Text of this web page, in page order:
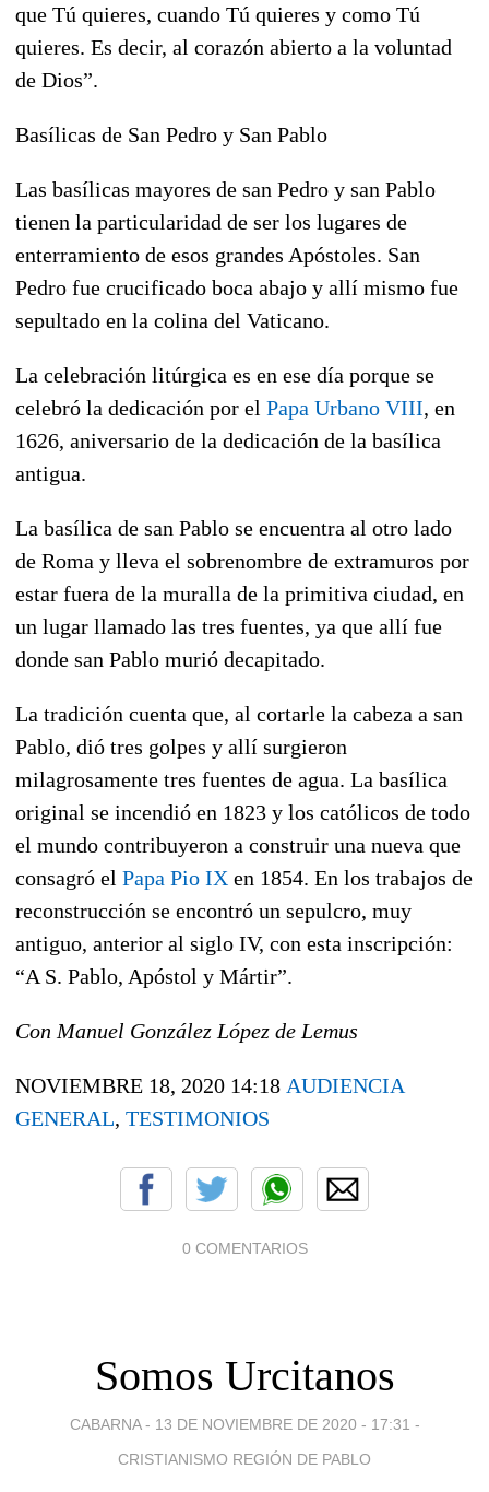
que Tú quieres, cuando Tú quieres y como Tú
quieres. Es decir, al corazón abierto a la voluntad
de Dios”.
Basílicas de San Pedro y San Pablo
Las basílicas mayores de san Pedro y san Pablo
tienen la particularidad de ser los lugares de
enterramiento de esos grandes Apóstoles. San
Pedro fue crucificado boca abajo y allí mismo fue
sepultado en la colina del Vaticano.
La celebración litúrgica es en ese día porque se
celebró la dedicación por el Papa Urbano VIII, en
1626, aniversario de la dedicación de la basílica
antigua.
La basílica de san Pablo se encuentra al otro lado
de Roma y lleva el sobrenombre de extramuros por
estar fuera de la muralla de la primitiva ciudad, en
un lugar llamado las tres fuentes, ya que allí fue
donde san Pablo murió decapitado.
La tradición cuenta que, al cortarle la cabeza a san
Pablo, dió tres golpes y allí surgieron
milagrosamente tres fuentes de agua. La basílica
original se incendió en 1823 y los católicos de todo
el mundo contribuyeron a construir una nueva que
consagró el Papa Pio IX en 1854. En los trabajos de
reconstrucción se encontró un sepulcro, muy
antiguo, anterior al siglo IV, con esta inscripción:
“A S. Pablo, Apóstol y Mártir”.
Con Manuel González López de Lemus
NOVIEMBRE 18, 2020 14:18 AUDIENCIA
GENERAL, TESTIMONIOS
0 COMENTARIOS
Somos Urcitanos
CABARNA - 13 DE NOVIEMBRE DE 2020 - 17:31 -
CRISTIANISMO REGIÓN DE PABLO